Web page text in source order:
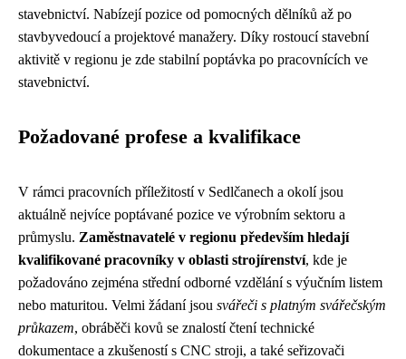
stavebnictví. Nabízejí pozice od pomocných dělníků až po
stavbyvedoucí a projektové manažery. Díky rostoucí stavební
aktivitě v regionu je zde stabilní poptávka po pracovnících ve
stavebnictví.
Požadované profese a kvalifikace
V rámci pracovních příležitostí v Sedlčanech a okolí jsou
aktuálně nejvíce poptávané pozice ve výrobním sektoru a
průmyslu. Zaměstnavatelé v regionu především hledají
kvalifikované pracovníky v oblasti strojírenství, kde je
požadováno zejména střední odborné vzdělání s výučním listem
nebo maturitou. Velmi žádaní jsou svářeči s platným svářečským
průkazem, obráběči kovů se znalostí čtení technické
dokumentace a zkušeností s CNC stroji, a také seřizovači